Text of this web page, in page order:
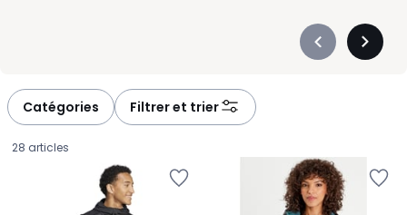
Précédent
Catégories Filtrer et trier
28 articles